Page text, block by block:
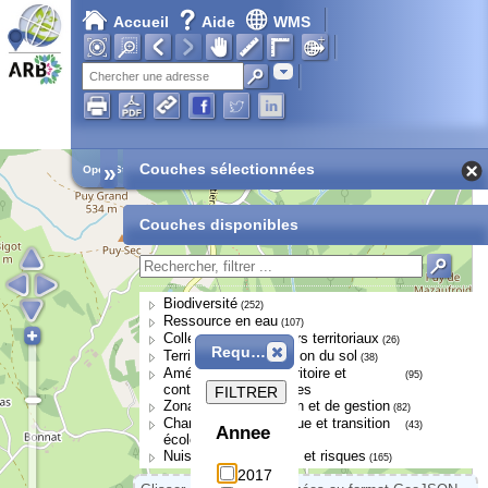
Accueil Aide WMS
Adresse
Open Street Map
» Couches sélectionnées
Couches disponibles
Biodiversité (252)
Ressource en eau (107)
Collectivités et acteurs territoriaux (26)
Territoires et occupation du sol (38)
Aménagement du territoire et
continuités écologiques
(95)
Zonages de protection et de gestion (82)
Changement climatique et transition
écologique
(43)
Nuisances, pressions et risques (165)
Requête
Annee
2017
FILTRER